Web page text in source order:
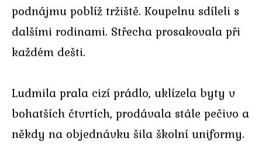
podnájmu poblíž tržiště. Koupelnu sdíleli s
dalšími rodinami. Střecha prosakovala při
každém dešti.
Ludmila prala cizí prádlo, uklízela byty v
bohatších čtvrtích, prodávala stále pečivo a
někdy na objednávku šila školní uniformy.